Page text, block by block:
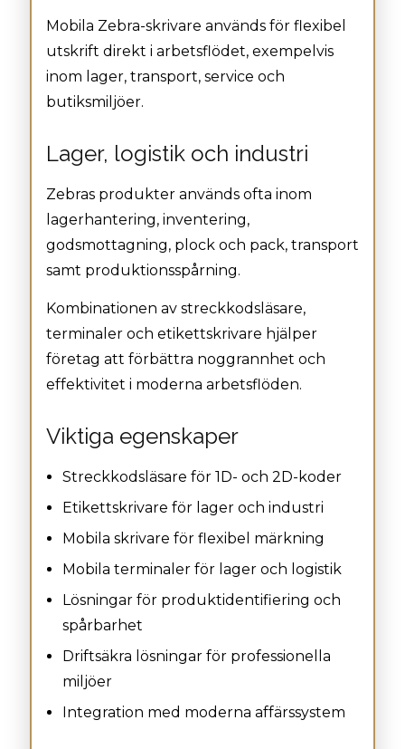
Mobila Zebra-skrivare används för flexibel
utskrift direkt i arbetsflödet, exempelvis
inom lager, transport, service och
butiksmiljöer.
Lager, logistik och industri
Zebras produkter används ofta inom
lagerhantering, inventering,
godsmottagning, plock och pack, transport
samt produktionsspårning.
Kombinationen av streckkodsläsare,
terminaler och etikettskrivare hjälper
företag att förbättra noggrannhet och
effektivitet i moderna arbetsflöden.
Viktiga egenskaper
Streckkodsläsare för 1D- och 2D-koder
Etikettskrivare för lager och industri
Mobila skrivare för flexibel märkning
Mobila terminaler för lager och logistik
Lösningar för produktidentifiering och
spårbarhet
Driftsäkra lösningar för professionella
miljöer
Integration med moderna affärssystem